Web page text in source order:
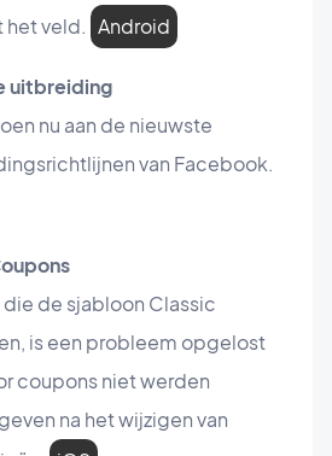
het veld. Android
uitbreiding
nu aan de nieuwste
van Facebook.
die de sjabloon Classic
is een probleem opgelost
coupons niet werden
na het wijzigen van